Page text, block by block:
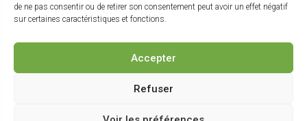
de ne pas consentir ou de retirer son consentement peut avoir un effet négatif
sur certaines caractéristiques et fonctions.
Accepter
Refuser
URBANISME
de